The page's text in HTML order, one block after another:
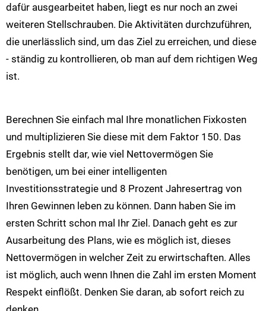
dafür ausgearbeitet haben, liegt es nur noch an zwei
weiteren Stellschrauben. Die Aktivitäten durchzuführen,
die unerlässlich sind, um das Ziel zu erreichen, und diese
- ständig zu kontrollieren, ob man auf dem richtigen Weg
ist.
Berechnen Sie einfach mal Ihre monatlichen Fixkosten
und multiplizieren Sie diese mit dem Faktor 150. Das
Ergebnis stellt dar, wie viel Nettovermögen Sie
benötigen, um bei einer intelligenten
Investitionsstrategie und 8 Prozent Jahresertrag von
Ihren Gewinnen leben zu können. Dann haben Sie im
ersten Schritt schon mal Ihr Ziel. Danach geht es zur
Ausarbeitung des Plans, wie es möglich ist, dieses
Nettovermögen in welcher Zeit zu erwirtschaften. Alles
ist möglich, auch wenn Ihnen die Zahl im ersten Moment
Respekt einflößt. Denken Sie daran, ab sofort reich zu